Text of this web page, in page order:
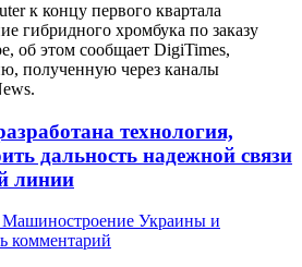
к концу первого квартала
гибридного хромбука по заказу
об этом сообщает DigiTimes,
полученную через каналы
технология,
дальность надежной связи
линии
Машиностроение Украины и
комментарий